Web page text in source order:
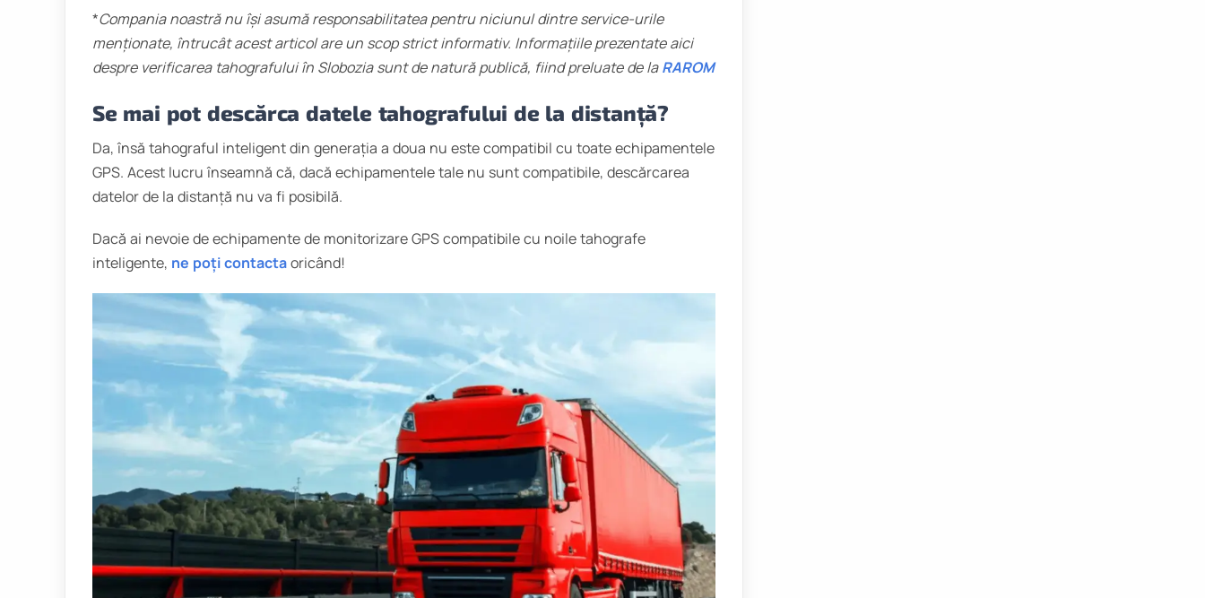
*Compania noastră nu își asumă responsabilitatea pentru niciunul dintre service-urile
menționate, întrucât acest articol are un scop strict informativ. Informațiile prezentate aici
despre verificarea tahografului în Slobozia sunt de natură publică, fiind preluate de laRAROM
Se mai pot descărca datele tahografului de la distanță?
Da, însă tahograful inteligent din generația a doua nu este compatibil cu toate echipamentele
GPS. Acest lucru înseamnă că, dacă echipamentele tale nu sunt compatibile, descărcarea
datelor de la distanță nu va fi posibilă.
Dacă ai nevoie de echipamente de monitorizare GPS compatibile cu noile tahografe
inteligente, ne poți contactaoricând!